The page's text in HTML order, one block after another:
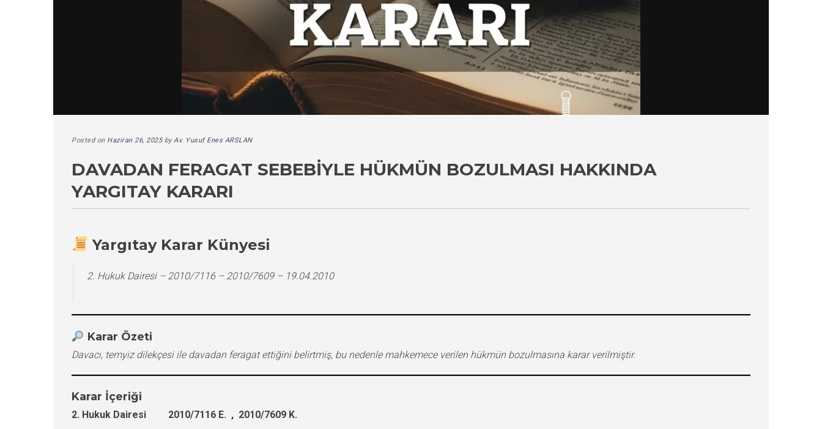
Posted on Haziran 26, 2025byAv. Yusuf Enes ARSLAN
DAVADAN FERAGAT SEBEBIYLE HÜKMÜN BOZULMASI HAKKINDA
YARGITAY KARARI
Yargıtay Karar Künyesi
2. Hukuk Dairesi – 2010/7116 – 2010/7609 – 19.04.2010
Karar Özeti
Davacı, temyiz dilekçesi ile davadan feragat ettiğini belirtmiş, bu nedenle mahkemece verilen hükmün bozulmasına karar verilmiştir.
Karar İçeriği
2. Hukuk Dairesi 2010/7116 E. , 2010/7609 K.